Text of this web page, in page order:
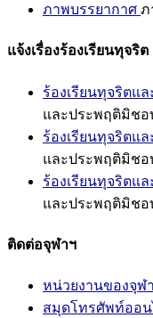
ภาพบรรยากาศ ภ
แจ้งเรื่องร้องเรียนทุจริต
ร้องเรียนทุจริตแ
และประพฤติมิชอ
ร้องเรียนทุจริตแ
และประพฤติมิชอ
ร้องเรียนทุจริตแ
และประพฤติมิชอ
ติดต่อจุฬาฯ
หน่วยงานของจุฬ
สมุดโทรศัพท์ออ